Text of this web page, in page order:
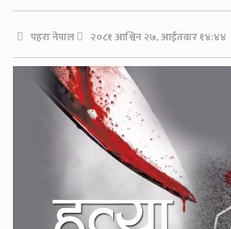
पहरा नेपाल २०८१ आश्विन २७, आईतवार १४:४४